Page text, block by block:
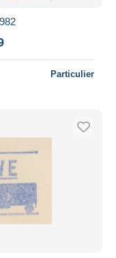
Particulier